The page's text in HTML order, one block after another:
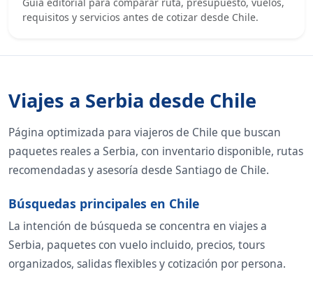
Guía editorial para comparar ruta, presupuesto, vuelos,
requisitos y servicios antes de cotizar desde Chile.
Viajes a Serbia desde Chile
Página optimizada para viajeros de Chile que buscan
paquetes reales a Serbia, con inventario disponible, rutas
recomendadas y asesoría desde Santiago de Chile.
Búsquedas principales en Chile
La intención de búsqueda se concentra en viajes a
Serbia, paquetes con vuelo incluido, precios, tours
organizados, salidas flexibles y cotización por persona.